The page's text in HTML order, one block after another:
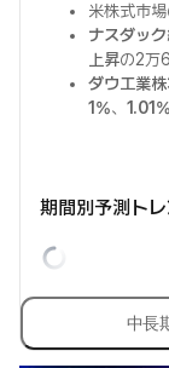
米株式市
ナスダッ
上昇の2万
ダウ工業
1%、
期間別予測ト
中長